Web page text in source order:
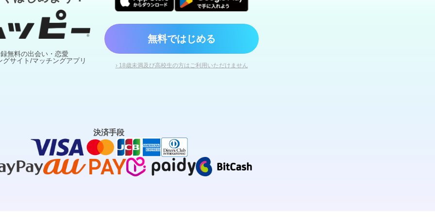
無料の出会い・恋愛
グサイト/マッチングアプリ
無料ではじめる
› 18歳未満及び高校生の方はご利用いただけません
決済手段